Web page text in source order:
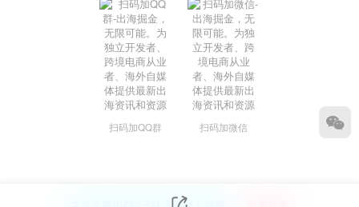
扫码加QQ群 扫码加微信
本站主题由Zibll子比主题强力驱动